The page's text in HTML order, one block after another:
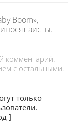
Boom»,
аисты.
комментарий.
с остальными.
только
]